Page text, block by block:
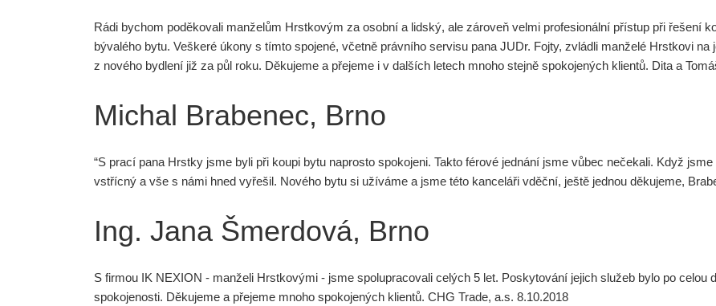
Rádi bychom poděkovali manželům Hrstkovým za osobní a lidský, ale zároveň velmi profesionální přístup při řešení
bývalého bytu. Veškeré úkony s tímto spojené, včetně právního servisu pana JUDr. Fojty, zvládli manželé Hrstkovi
z nového bydlení již za půl roku. Děkujeme a přejeme i v dalších letech mnoho stejně spokojených klientů. Dita a
Michal Brabenec, Brno
“S prací pana Hrstky jsme byli při koupi bytu naprosto spokojeni. Takto férové jednání jsme vůbec nečekali. Když
vstřícný a vše s námi hned vyřešil. Nového bytu si užíváme a jsme této kanceláři vděční, ještě jednou děkujeme,
Ing. Jana Šmerdová, Brno
S firmou IK NEXION - manželi Hrstkovými - jsme spolupracovali celých 5 let. Poskytování jejich služeb bylo po celou
spokojenosti. Děkujeme a přejeme mnoho spokojených klientů. CHG Trade, a.s. 8.10.2018